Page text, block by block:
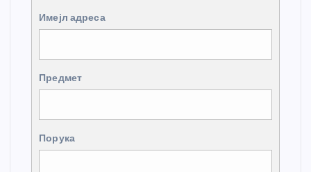
Имејл адреса
Предмет
Порука